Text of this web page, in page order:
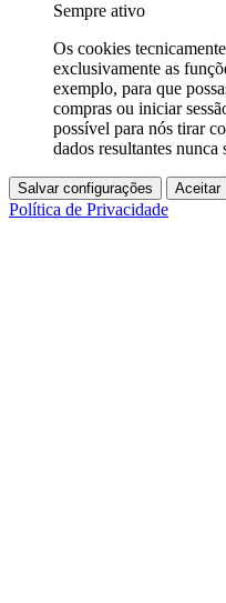
Sempre ativo
Os cookies
exclusivamente as
exemplo, para que
compras ou iniciar
possível para nós tirar
dados resultantes
Salvar configurações Aceitar
Política de Privacidade